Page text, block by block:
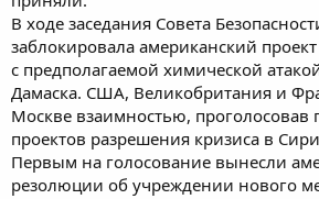
В ходе заседания Совета
заблокировала американский
с предполагаемой химической
Дамаска. США, Великобритания и
Москве взаимностью, проголосовав
проектов разрешения кризиса в
Первым на голосование вынесли
резолюции об учреждении нового